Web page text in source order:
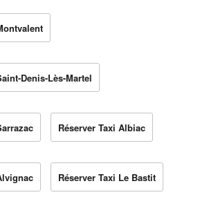
Denis-Lès-Martel
Réserver Taxi Albiac
Réserver Taxi Le Bastit